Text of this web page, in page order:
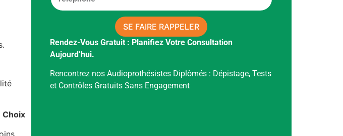
Choix
SE FAIRE RAPPELER
Rendez-Vous Gratuit : Planifiez Votre Consultation
Aujourd’hui.
Rencontrez nos Audioprothésistes Diplômés : Dépistage, Tests
et Contrôles Gratuits Sans Engagement